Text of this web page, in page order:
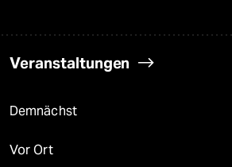
Veranstaltungen
Demnächst
Vor Ort